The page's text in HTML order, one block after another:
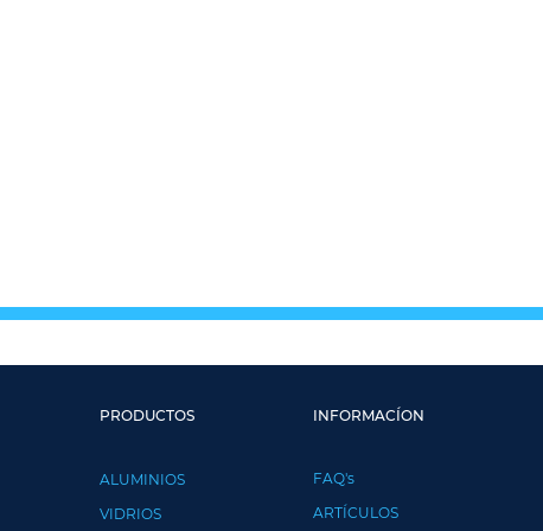
PRODUCTOS
ALUMINIOS
VIDRIOS
INFORMACÍON
FAQ's
ARTÍCULOS